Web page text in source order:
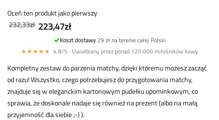
Oceń ten produkt jako pierwszy
223,47zł
232,33zł
Koszt dostawy29 zł na terenie całej Polski
★★★★★ 4,8/5 · Uwielbiany przez ponad 120 000 miłośników kawy
Kompletny zestaw do parzenia matchy, dzięki któremu możesz zacząć
od razu! Wszystko, czego potrzebujesz do przygotowania matchy,
znajduje się w eleganckim kartonowym pudełku upominkowym, co
sprawia, że doskonale nadaje się również na prezent (albo na małą
przyjemność dla siebie ;-) ).